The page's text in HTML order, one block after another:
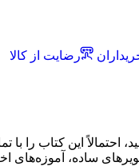
رضایت از کالا
ساده، آموزه‌های